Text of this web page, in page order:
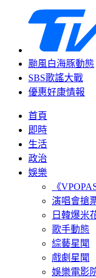
颱風白海豚動態
SBS歌謠大戰
優惠好康情報
首頁
即時
生活
政治
娛樂
《
演唱會搶
日韓爆米
歌手動態
綜藝星聞
戲劇星聞
娛樂電影